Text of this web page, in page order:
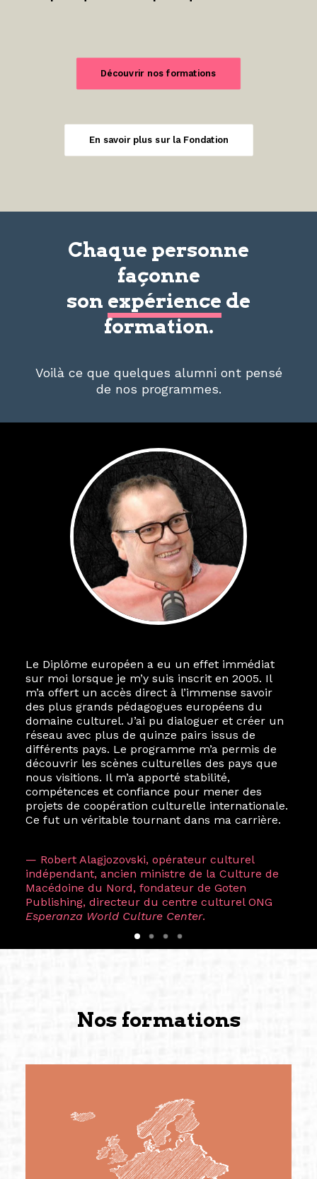
Découvrir nos formations
En savoir plus sur la Fondation
Chaque personne
façonne
son expérience de
formation.
Voilà ce que quelques alumni ont pensé
de nos programmes.
Le Diplôme européen a eu un effet immédiat
sur moi lorsque je m’y suis inscrit en 2005. Il
m’a offert un accès direct à l’immense savoir
des plus grands pédagogues européens du
domaine culturel. J’ai pu dialoguer et créer un
réseau avec plus de quinze pairs issus de
différents pays. Le programme m’a permis de
découvrir les scènes culturelles des pays que
nous visitions. Il m’a apporté stabilité,
compétences et confiance pour mener des
projets de coopération culturelle internationale.
Ce fut un véritable tournant dans ma carrière.
— Robert Alagjozovski, opérateur culturel
indépendant, ancien ministre de la Culture de
Macédoine du Nord, fondateur de Goten
Publishing, directeur du centre culturel ONG
Esperanza World Culture Center.
Nos formations